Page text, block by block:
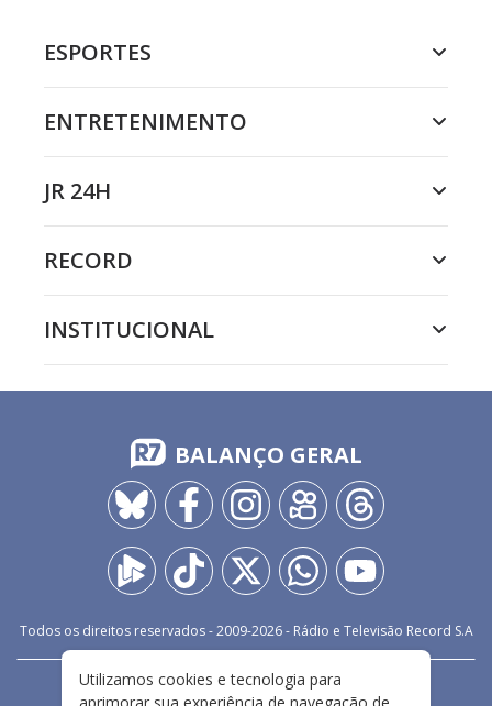
ESPORTES
ENTRETENIMENTO
JR 24H
RECORD
INSTITUCIONAL
BALANÇO GERAL
Todos os direitos reservados - 2009-2026- Rádio e Televisão Record S.A
FALE CONOSCO PRIVACIDADE
Utilizamos cookies e tecnologia para